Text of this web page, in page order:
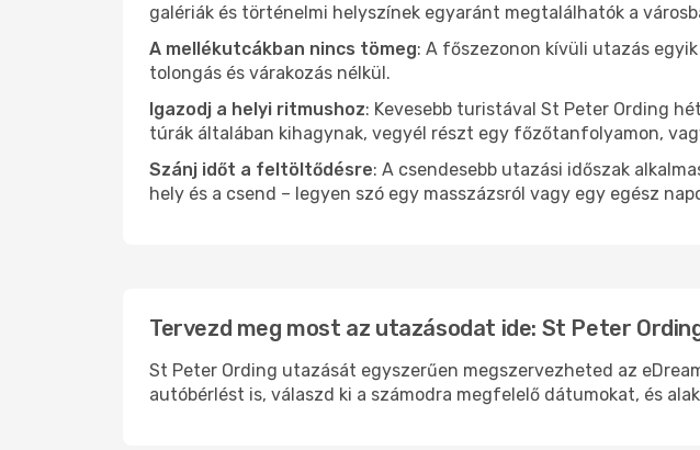
galériák és történelmi helyszínek egyaránt megtalálhatók a
A mellékutcákban nincs tömeg: A főszezonon kívüli utazás
tolongás és várakozás nélkül.
Igazodj a helyi ritmushoz: Kevesebb turistával St Peter Ording
túrák általában kihagynak, vegyél részt egy főzőtanfolyamon,
Szánj időt a feltöltődésre: A csendesebb utazási időszak
hely és a csend – legyen szó egy masszázsról vagy egy egész
Tervezd meg most az utazásodat ide: St Peter
St Peter Ording utazását egyszerűen megszervezheted az
autóbérlést is, válaszd ki a számodra megfelelő dátumokat, és